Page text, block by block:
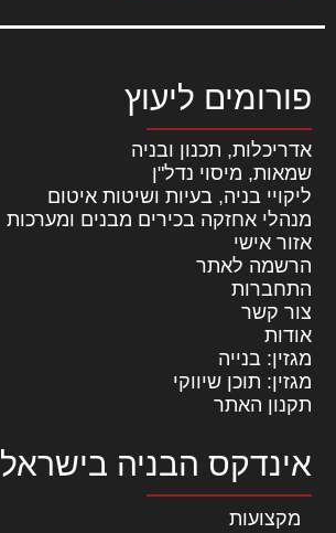
פורומים ליעוץ
אדריכלות, תכנון ובניה
שמאות, מיסוי נדל"ן
ליקויי בניה, בעיות ושיטות איטום
מנהלי אחזקה בכירים מבנים ומערכות
אזור אישי
הרשמה לאתר
התחברות
צור קשר
אודות
מגזין: בנייה
מגזין: תוכן שיווקי
תקנון האתר
אינדקס הבניה בישראל
מקצועות